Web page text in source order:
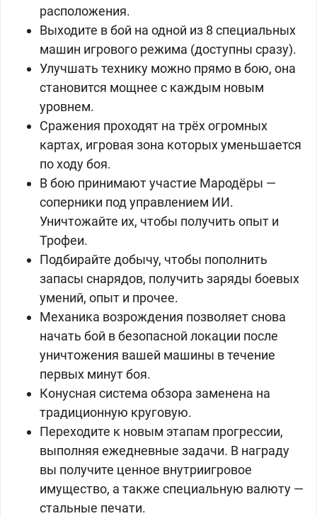
расположения.
Выходите в бой на одной из 8 специальных
машин игрового режима (доступны сразу).
Улучшать технику можно прямо в бою, она
становится мощнее с каждым новым
уровнем.
Сражения проходят на трёх огромных
картах, игровая зона которых уменьшается
по ходу боя.
В бою принимают участие Мародёры —
соперники под управлением ИИ.
Уничтожайте их, чтобы получить опыт и
Трофеи.
Подбирайте добычу, чтобы пополнить
запасы снарядов, получить заряды боевых
умений, опыт и прочее.
Механика возрождения позволяет снова
начать бой в безопасной локации после
уничтожения вашей машины в течение
первых минут боя.
Конусная система обзора заменена на
традиционную круговую.
Переходите к новым этапам прогрессии,
выполняя ежедневные задачи. В награду
вы получите ценное внутриигровое
имущество, а также специальную валюту —
стальные печати.